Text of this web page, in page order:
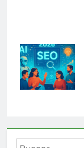
Buscar: